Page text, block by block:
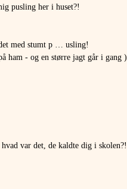
pusling her i huset?!
med stumt p … usling!
ham - og en større jagt går i gang )
var det, de kaldte dig i skolen?!